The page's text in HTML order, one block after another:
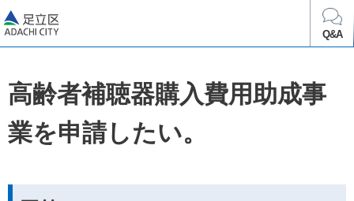
Q&A
高齢者補聴器購入費用助成事
業を申請したい。